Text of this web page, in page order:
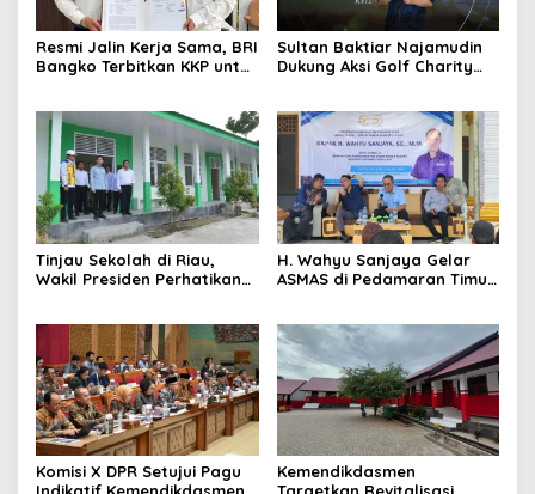
​Resmi Jalin Kerja Sama, BRI
Bangko Terbitkan KKP untuk
Sultan Baktiar Najamudin
Dukung Aksi Golf Charity
Tinjau Sekolah di Riau,
Wakil Presiden Perhatikan
H. Wahyu Sanjaya Gelar
ASMAS di Pedamaran Timur,
Menurut UUD NRI Tahun
1945
Komisi X DPR Setujui Pagu
Kemendikdasmen